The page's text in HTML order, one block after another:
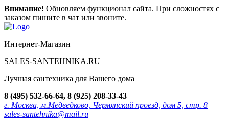
Внимание! Обновляем функционал сайта. При сложностях с
заказом пишите в чат или звоните.
Интернет-Магазин
SALES-SANTEHNIKA.RU
Лучшая сантехника для Вашего дома
8 (495) 532-66-64, 8 (925) 208-33-43
г. Москва, м.Медведково, Чермянский проезд, дом 5, стр. 8
sales-santehnika@mail.ru